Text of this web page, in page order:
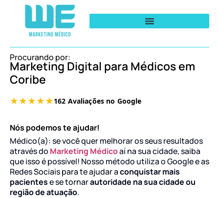
Procurando por:
Marketing Digital para Médicos em
Coribe
Nós podemos te ajudar!
Médico(a): se você quer melhorar os seus resultados
através do Marketing Médicoaí na sua cidade, saiba
que isso é possível! Nosso método utiliza o Google e as
Redes Sociais para te ajudar aconquistar mais
pacientese se tornarautoridade na sua cidade ou
região de atuação.